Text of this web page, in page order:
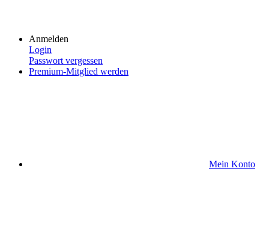
Anmelden
Login
Passwort vergessen
Premium-Mitglied werden
Mein Konto